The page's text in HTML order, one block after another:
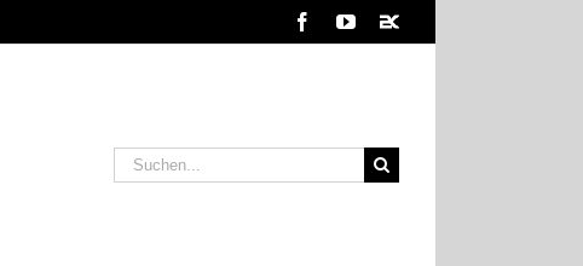
FacebookYouTube
2kDart
Suche
nach: